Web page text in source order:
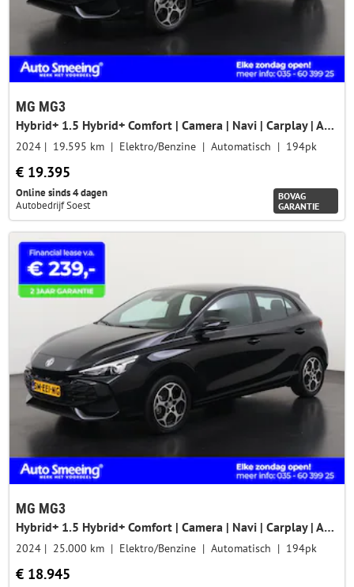
MG MG3
Hybrid+ 1.5 Hybrid+ Comfort | Camera | Navi | Carplay | ACC | Zondag Open!
2024 19.595 km Elektro/Benzine Automatisch 194pk
€ 19.395
Online sinds 4 dagen
Autobedrijf Soest
BOVAG
GARANTIE
MG MG3
Hybrid+ 1.5 Hybrid+ Comfort | Camera | Navi | Carplay | ACC | Zondag Open!
2024 25.000 km Elektro/Benzine Automatisch 194pk
€ 18.945